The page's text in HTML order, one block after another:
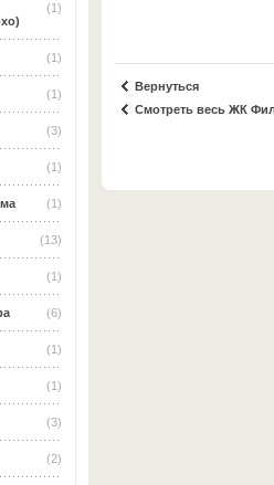
(1)
(1)
(1)
(3)
(1)
(1)
(13)
(1)
(6)
(1)
(1)
(3)
(2)
Вернуться
Смотреть весь ЖК